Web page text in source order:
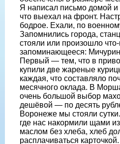
Я написал письмо домой и
что выехал на фронт.
бодрое. Ехали, по
Запомнились города,
стояли или произошло
запоминающееся:
Первый — тем, что в
купили две жареные
каждая, что составляло
месячного оклада. В
очень большой выбор
дешёвой — по десять
Воронеже мы стояли
где нас накормили щами
маслом без хлеба, хлеб
расплачиваться